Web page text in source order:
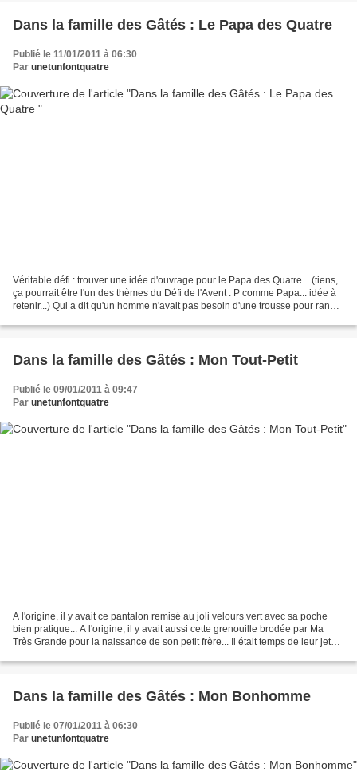
Dans la famille des Gâtés : Le Papa des Quatre
Publié le 11/01/2011 à 06:30
Par unetunfontquatre
Véritable défi : trouver une idée d'ouvrage pour le Papa des Quatre... (tiens,
ça pourrait être l'un des thèmes du Défi de l'Avent : P comme Papa... idée à
retenir...) Qui a dit qu'un homme n'avait pas besoin d'une trousse pour ranger
Dans la famille des Gâtés : Mon Tout-Petit
Publié le 09/01/2011 à 09:47
Par unetunfontquatre
A l'origine, il y avait ce pantalon remisé au joli velours vert avec sa poche
bien pratique... A l'origine, il y avait aussi cette grenouille brodée par Ma
Très Grande pour la naissance de son petit frère... Il était temps de leur jeter
Dans la famille des Gâtés : Mon Bonhomme
Publié le 07/01/2011 à 06:30
Par unetunfontquatre